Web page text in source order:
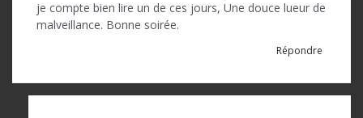
je compte bien lire un de ces jours, Une douce lueur de
malveillance. Bonne soirée.
Répondre